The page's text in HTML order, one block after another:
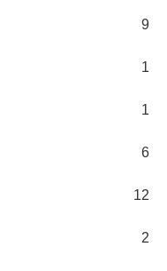
9
1
1
6
12
2